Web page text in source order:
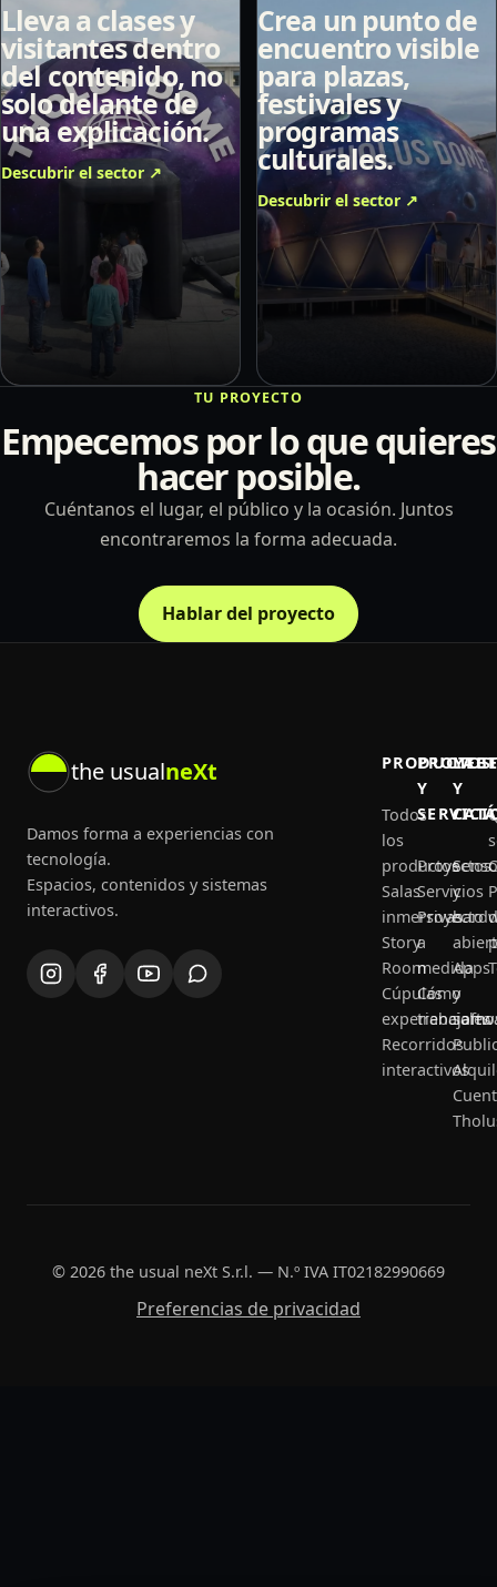
Lleva a clases y
visitantes dentro
del contenido, no
solo delante de
una explicación.
Descubrir el sector ↗
Crea un punto de
encuentro visible
para plazas,
festivales y
programas
culturales.
Descubrir el sector ↗
TU PROYECTO
Empecemos por lo que quieres
hacer posible.
Cuéntanos el lugar, el público y la ocasión. Juntos
encontraremos la forma adecuada.
Hablar del proyecto
the usualneXt
Damos forma a experiencias con
tecnología.
Espacios, contenidos y sistemas
interactivos.
PRODUCTOS
Todos
los
productos
Salas
inmersivas
Story
Room
Cúpulas
experienciales
Recorridos
interactivos
Y
Proyectos
Servicios
Proyecto
a
medida
Cómo
LAB
Y
y
Apps
y
© 2026 the usual neXt S.r.l. — N.º IVA IT02182990669
Preferencias de privacidad